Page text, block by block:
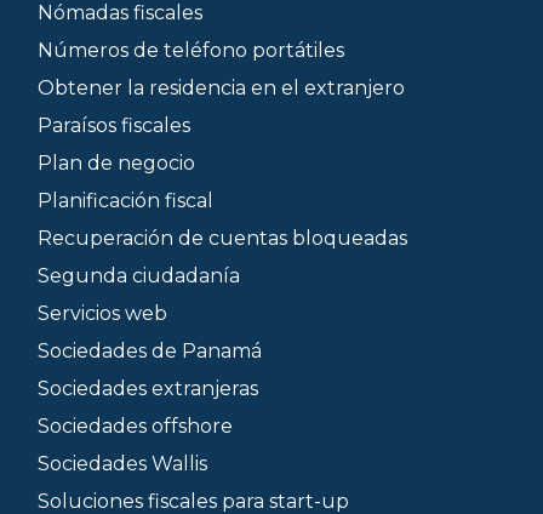
Nómadas fiscales
Números de teléfono portátiles
Obtener la residencia en el extranjero
Paraísos fiscales
Plan de negocio
Planificación fiscal
Recuperación de cuentas bloqueadas
Segunda ciudadanía
Servicios web
Sociedades de Panamá
Sociedades extranjeras
Sociedades offshore
Sociedades Wallis
Soluciones fiscales para start-up